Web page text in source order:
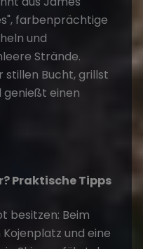
farbenprächtige
und
Strände.
stillen Bucht, grillst
genießt einen
Praktische Tipps
besitzen: Beim
und eine